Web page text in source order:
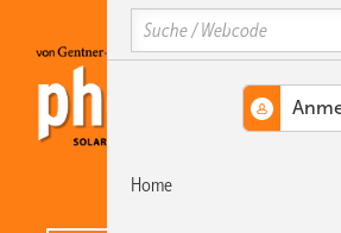
Hauptinhalt
Hauptmenü
SiteSearch
Search
Home